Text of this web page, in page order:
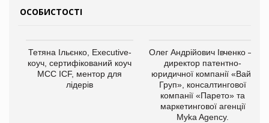
ОСОБИСТОСТІ
Тетяна Ільєнко, Executive-
коуч, сертифікований коуч
МСС ICF, ментор для
лідерів
Олег Андрійович Івченко —
директор патентно-
юридичної компанії «Вайз
Груп», консалтингової
компанії «Парето» та
маркетингової агенції
Myka Agency.